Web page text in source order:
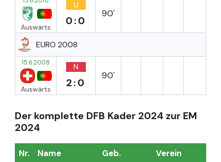
Auswärts
U
0:0
90`
EURO 2008
15.6.2008
Auswärts
N
2:0
90`
Der komplette DFB Kader 2024 zur EM
2024
Nr. Name Geb. Verein